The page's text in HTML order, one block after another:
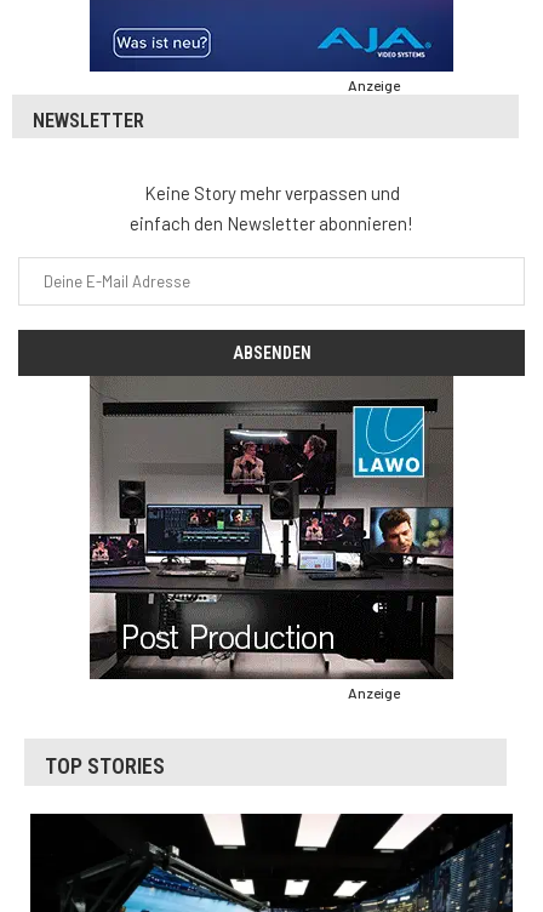
Anzeige
NEWSLETTER
Keine Story mehr verpassen und
einfach den Newsletter abonnieren!
Anzeige
TOP STORIES